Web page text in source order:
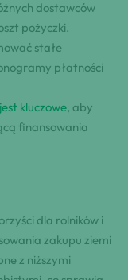
dostawców
pożyczki.
stałe
płatności
kluczowe, aby
finansowania
dla rolników i
zakupu ziemi
z niższymi